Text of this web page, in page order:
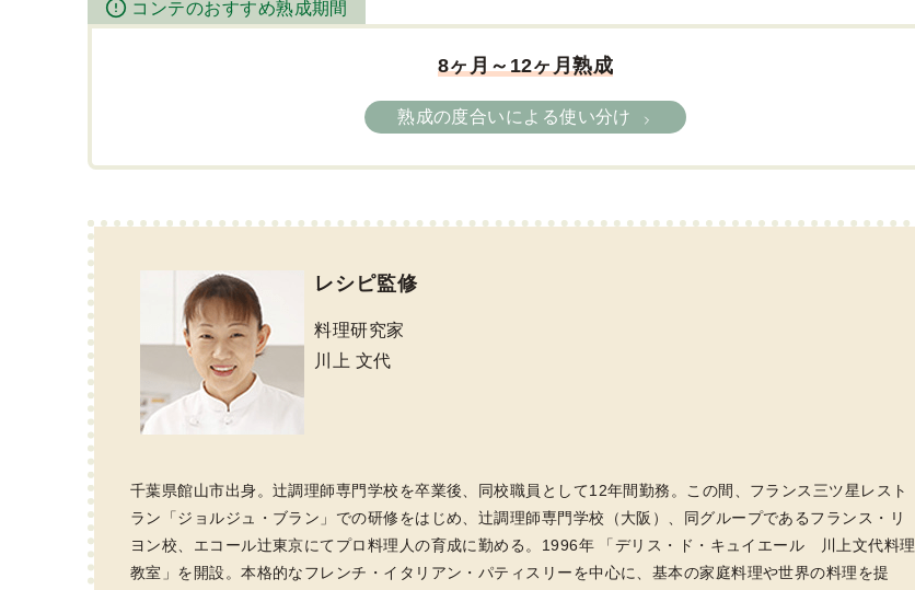
コンテのおすすめ熟成期間
8ヶ月～12ヶ月熟成
熟成の度合いによる使い分け
レシピ監修
料理研究家
川上 文代
千葉県館山市出身。辻調理師専門学校を卒業後、同校職員として12年間勤務。この間、フランス三ツ星レスト
ラン「ジョルジュ・ブラン」での研修をはじめ、辻調理師専門学校（大阪）、同グループであるフランス・リ
ヨン校、エコール辻東京にてプロ料理人の育成に勤める。1996年 「デリス・ド・キュイエール 川上文代料理
教室」を開設。本格的なフレンチ・イタリアン・パティスリーを中心に、基本の家庭料理や世界の料理を提